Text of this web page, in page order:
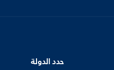
حدد الدولة